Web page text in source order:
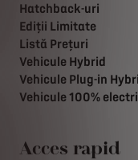
Hatchback-uri
Ediții Limitate
Listă Prețuri
Vehicule Hybrid
Vehicule Plug-in
Vehicule 100%
Acces rapid